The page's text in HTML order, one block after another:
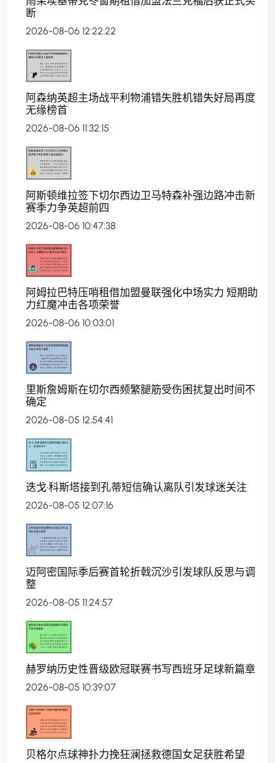
断
2026-08-06 12:22:22
阿森纳英超主场战平利物浦错失胜机错失好局再度
无缘榜首
2026-08-06 11:32:15
阿斯顿维拉签下切尔西边卫马特森补强边路冲击新
赛季力争英超前四
2026-08-06 10:47:38
阿姆拉巴特压哨租借加盟曼联强化中场实力 短期助
力红魔冲击各项荣誉
2026-08-06 10:03:01
里斯詹姆斯在切尔西频繁腿筋受伤困扰复出时间不
确定
2026-08-05 12:54:41
迭戈·科斯塔接到孔蒂短信确认离队引发球迷关注
2026-08-05 12:07:16
迈阿密国际季后赛首轮折戟沉沙引发球队反思与调
整
2026-08-05 11:24:57
赫罗纳历史性晋级欧冠联赛书写西班牙足球新篇章
2026-08-05 10:39:07
贝格尔点球神扑力挽狂澜拯救德国女足获胜希望